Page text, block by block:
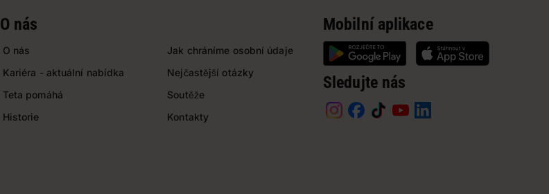
O nás
O nás
Kariéra - aktuální nabídka
Teta pomáhá
Historie
Jak chráníme osobní údaje
Nejčastější otázky
Soutěže
Kontakty
Mobilní aplikace
Sledujte nás